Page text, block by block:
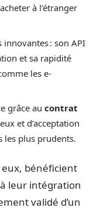
à l’étranger
innovantes : son API
et sa rapidité
les e-
grâce au contrat
et d’acceptation
les plus prudents.
eux, bénéficient
leur intégration
validé d’un